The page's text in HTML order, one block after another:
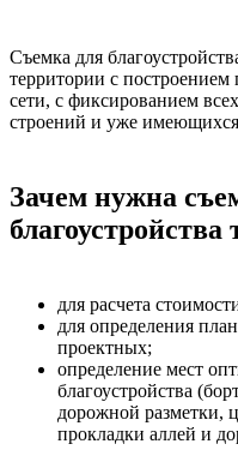
Съемка для
территории с построением
сети, с фиксированием
строений и уже имеющихся
Зачем нужна
для расчета
для определения
проектных;
определение мест
благоустройства
дорожной разметки,
прокладки аллей и